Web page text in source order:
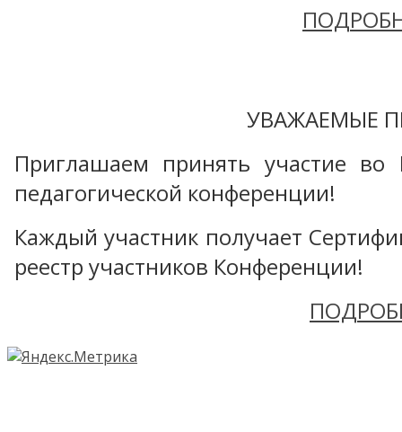
УВАЖАЕМЫЕ
Приглашаем принять участие во
педагогической конференции!
Каждый участник получает
реестр участников Конференции!